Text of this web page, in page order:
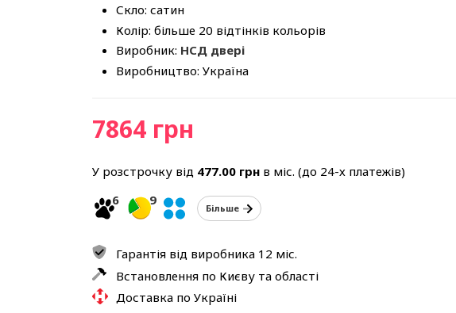
Скло: сатин
Колір: більше 20 відтінків кольорів
Виробник: НСД двері
Виробництво: Україна
7864 грн
У розстрочку від 477.00 грн в міс. (до 24-х платежів)
6
9
Більше
Гарантія від виробника 12 міс.
Встановлення по Києву та області
Доставка по Україні